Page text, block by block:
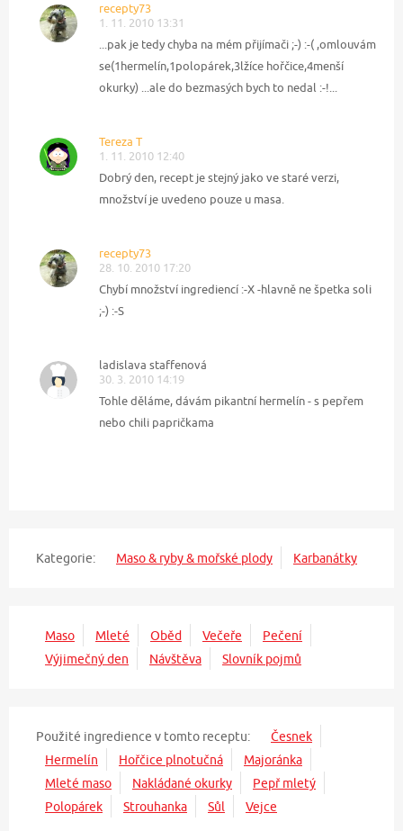
recepty73
1. 11. 2010 13:31
...pak je tedy chyba na mém přijímači ;-) :-( ,omlouvám
se(1hermelín,1polopárek,3lžíce hořčice,4menší
okurky) ...ale do bezmasých bych to nedal :-!...
Tereza T
1. 11. 2010 12:40
Dobrý den, recept je stejný jako ve staré verzi,
množství je uvedeno pouze u masa.
recepty73
28. 10. 2010 17:20
Chybí množství ingrediencí :-X -hlavně ne špetka soli
;-) :-S
ladislava staffenová
30. 3. 2010 14:19
Tohle děláme, dávám pikantní hermelín - s pepřem
nebo chili papričkama
Kategorie: Maso & ryby & mořské plody Karbanátky
Maso Mleté Oběd Večeře
Pečení
Výjimečný den
Návštěva Slovník pojmů
Použité ingredience v tomto receptu:
Česnek
Hermelín
Hořčice plnotučná
Majoránka
Mleté maso
Nakládané okurky
Pepř mletý
Polopárek
Strouhanka Sůl Vejce